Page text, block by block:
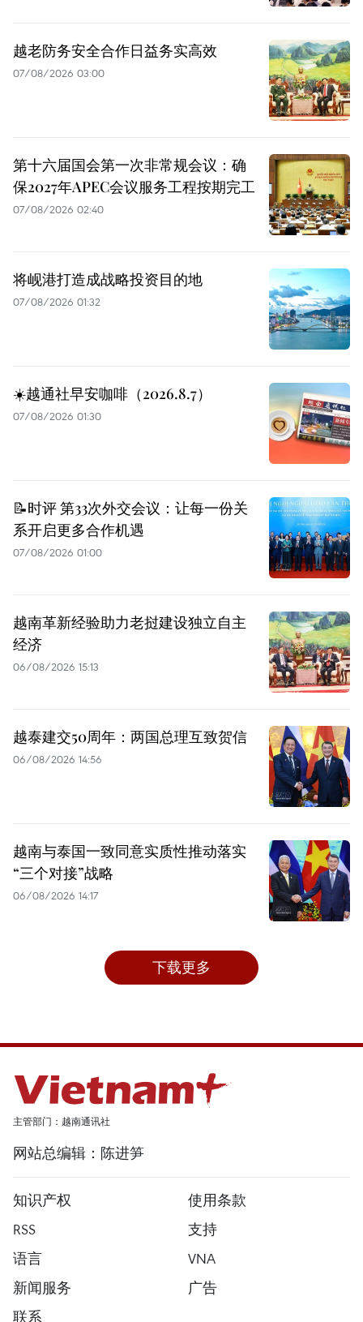
越老防务安全合作日益务实高效
07/08/2026 03:00
第十六届国会第一次非常规会议：确
保2027年APEC会议服务工程按期完工
07/08/2026 02:40
将岘港打造成战略投资目的地
07/08/2026 01:32
☀️越通社早安咖啡（2026.8.7）
07/08/2026 01:30
📝时评 第33次外交会议：让每一份关
系开启更多合作机遇
07/08/2026 01:00
越南革新经验助力老挝建设独立自主
经济
06/08/2026 15:13
越泰建交50周年：两国总理互致贺信
06/08/2026 14:56
越南与泰国一致同意实质性推动落实
“三个对接”战略
06/08/2026 14:17
下载更多
主管部门：越南通讯社
网站总编辑：陈进笋
知识产权
使用条款
RSS
支持
语言
VNA
新闻服务
广告
联系